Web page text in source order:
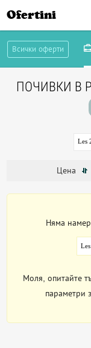
Ofertini
Всички оферти
ПОЧИВКИ В
Les
Цена
Няма
Моля, опитайте
параметри